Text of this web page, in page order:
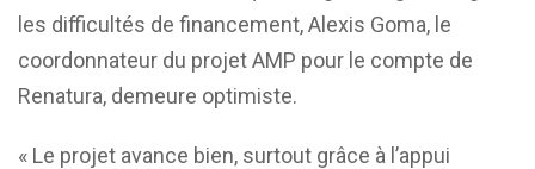
les difficultés de financement, Alexis Goma, le
coordonnateur du projet AMP pour le compte de
Renatura, demeure optimiste.
« Le projet avance bien, surtout grâce à l’appui